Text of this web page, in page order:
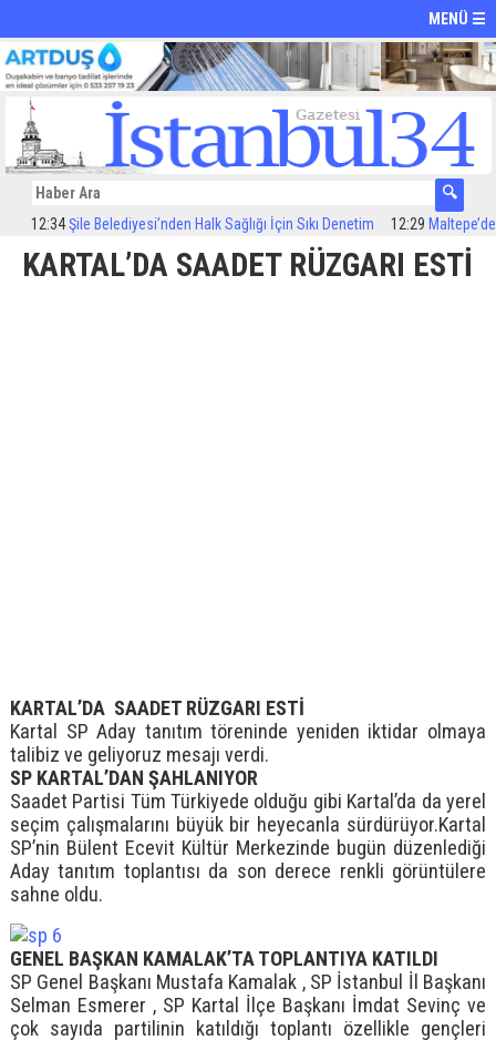
MENÜ ☰
12:34 Şile Belediyesi’nden Halk Sağlığı İçin Sıkı Denetim 12:29 Maltepe’de
KARTAL’DA SAADET RÜZGARI ESTİ
KARTAL’DA SAADET RÜZGARI ESTİ
Kartal SP Aday tanıtım töreninde yeniden iktidar olmaya
talibiz ve geliyoruz mesajı verdi.
SP KARTAL’DAN ŞAHLANIYOR
Saadet Partisi Tüm Türkiyede olduğu gibi Kartal’da da yerel
seçim çalışmalarını büyük bir heyecanla sürdürüyor.Kartal
SP’nin Bülent Ecevit Kültür Merkezinde bugün düzenlediği
Aday tanıtım toplantısı da son derece renkli görüntülere
sahne oldu.
GENEL BAŞKAN KAMALAK’TA TOPLANTIYA KATILDI
SP Genel Başkanı Mustafa Kamalak , SP İstanbul İl Başkanı
Selman Esmerer , SP Kartal İlçe Başkanı İmdat Sevinç ve
çok sayıda partilinin katıldığı toplantı özellikle gençleri